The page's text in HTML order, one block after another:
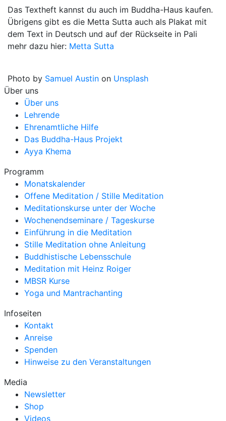
Das Textheft kannst du auch im Buddha-Haus kaufen.
Übrigens gibt es die Metta Sutta auch als Plakat mit
dem Text in Deutsch und auf der Rückseite in Pali
mehr dazu hier: Metta Sutta
Photo by Samuel Austin on Unsplash
Über uns
Über uns
Lehrende
Ehrenamtliche Hilfe
Das Buddha-Haus Projekt
Ayya Khema
Programm
Monatskalender
Offene Meditation / Stille Meditation
Meditationskurse unter der Woche
Wochenendseminare / Tageskurse
Einführung in die Meditation
Stille Meditation ohne Anleitung
Buddhistische Lebensschule
Meditation mit Heinz Roiger
MBSR Kurse
Yoga und Mantrachanting
Infoseiten
Kontakt
Anreise
Spenden
Hinweise zu den Veranstaltungen
Media
Newsletter
Shop
Videos